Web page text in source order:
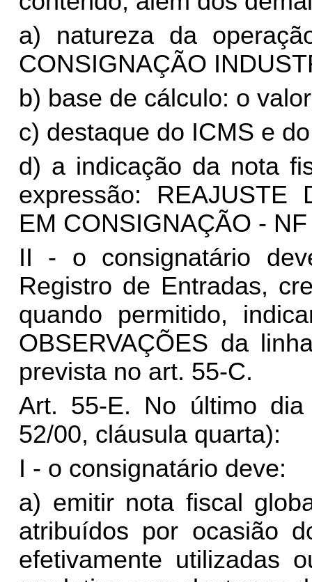
a) natureza da
CONSIGNAÇÃO
b) base de cálculo: o
c) destaque do ICMS e
d) a indicação da nota
expressão: REAJUSTE
EM CONSIGNAÇÃO -
II - o consignatário
Registro de Entradas,
quando permitido,
OBSERVAÇÕES da
prevista no art. 55-C.
Art. 55-E. No último
52/00, cláusula quarta):
I - o consignatário deve:
a) emitir nota fiscal
atribuídos por ocasião
efetivamente utilizadas